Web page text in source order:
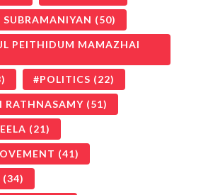
SUBRAMANIYAN (50)
PEITHIDUM MAMAZHAI
POLITICS (22)
RATHNASAMY (51)
(21)
(41)
(34)